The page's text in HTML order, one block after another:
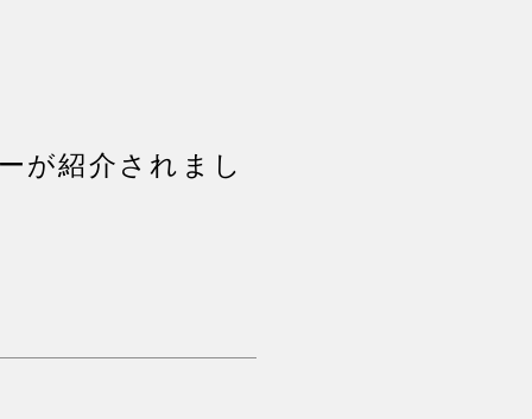
が紹介されまし